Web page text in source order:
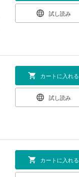
試し読み
カートに入れる
試し読み
カートに入れる